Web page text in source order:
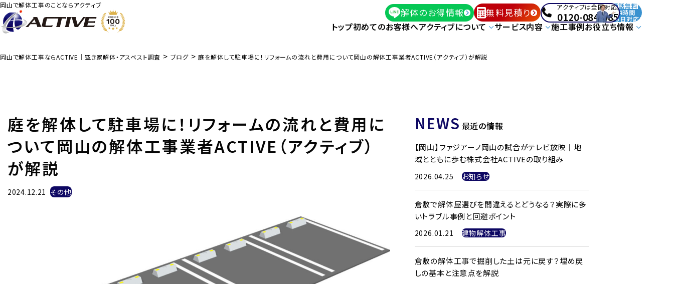
岡山で解体工事のことならアクティブ
解体のお得情報 無料見積り アクティブは全国対応!
0120-084-085
通話無料
24時間
365日対応!
トップ初めてのお客様へアクティブについて サービス内容 施工事例お役立ち情報
岡山で解体工事ならACTIVE｜空き家解体・アスベスト調査 > ブログ >庭を解体して駐車場に！リフォームの流れと費用について岡山の解体工事業者ACTIVE（アクティブ）が解説
庭を解体して駐車場に！リフォームの流れと費用に
ついて岡山の解体工事業者ACTIVE（アクティブ）
が解説
2024.12.21 その他
NEWS 最近の情報
【岡山】ファジアーノ岡山の試合がテレビ放映｜地
域とともに歩む株式会社ACTIVEの取り組み
2026.04.25 お知らせ
倉敷で解体屋選びを間違えるとどうなる？実際に多
いトラブル事例と回避ポイント
2026.01.21 建物解体工事
倉敷の解体工事で掘削した土は元に戻す？埋め戻
しの基本と注意点を解説